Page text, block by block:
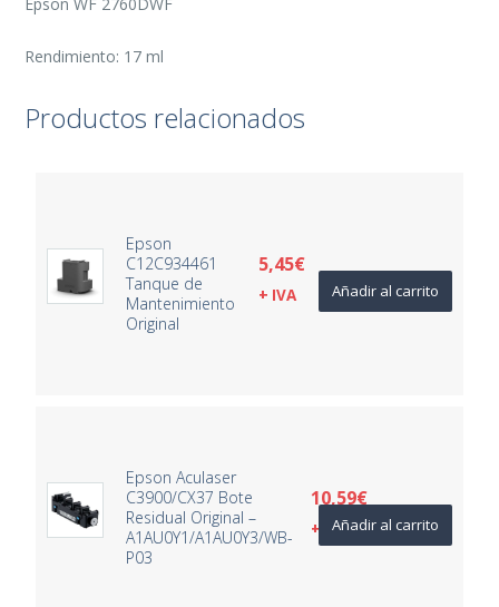
Rendimiento: 17 ml
Productos relacionados
Epson
C12C934461
Tanque de
Mantenimiento
Original
5,45€
+ IVA Añadir al carrito
Epson Aculaser
C3900/CX37 Bote
Residual Original –
A1AU0Y1/A1AU0Y3/WB-
P03
10,59€
+ IVAAñadir al carrito